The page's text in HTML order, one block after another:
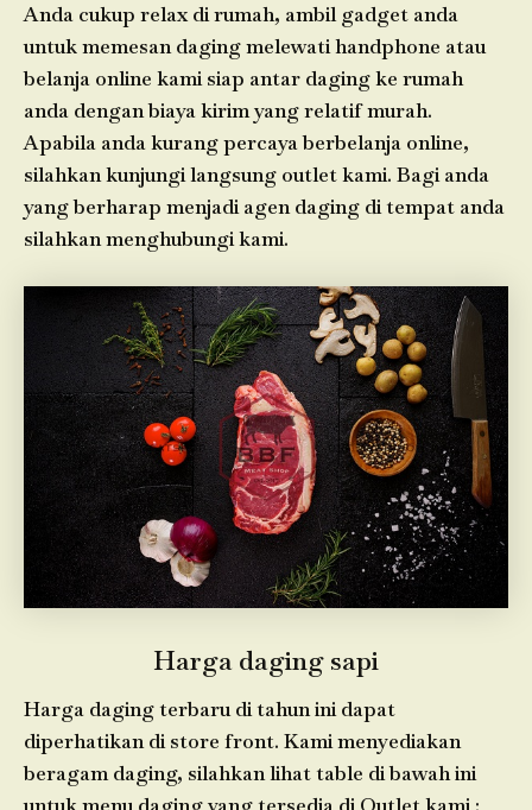
Anda cukup relax di rumah, ambil gadget anda
untuk memesan daging melewati handphone atau
belanja online kami siap antar daging ke rumah
anda dengan biaya kirim yang relatif murah.
Apabila anda kurang percaya berbelanja online,
silahkan kunjungi langsung outlet kami. Bagi anda
yang berharap menjadi agen daging di tempat anda
silahkan menghubungi kami.
Harga daging sapi
Harga daging terbaru di tahun ini dapat
diperhatikan di store front. Kami menyediakan
beragam daging, silahkan lihat table di bawah ini
untuk menu daging yang tersedia di Outlet kami :